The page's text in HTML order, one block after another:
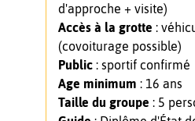
d'approche + visite)
Accès à la grotte :
(covoiturage possible)
Public : sportif confirmé
Age minimum : 16 ans
Taille du groupe : 5